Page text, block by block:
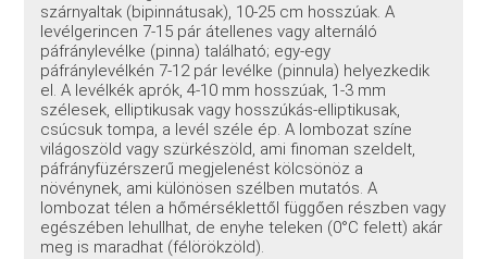
szárnyaltak (bipinnátusak), 10-25 cm hosszúak. A
levélgerincen 7-15 pár átellenes vagy alternáló
páfránylevélke (pinna) található; egy-egy
páfránylevélkén 7-12 pár levélke (pinnula) helyezkedik
el. A levélkék aprók, 4-10 mm hosszúak, 1-3 mm
szélesek, elliptikusak vagy hosszúkás-elliptikusak,
csúcsuk tompa, a levél széle ép. A lombozat színe
világoszöld vagy szürkészöld, ami finoman szeldelt,
páfrányfüzérszerű megjelenést kölcsönöz a
növénynek, ami különösen szélben mutatós. A
lombozat télen a hőmérséklettől függően részben vagy
egészében lehullhat, de enyhe teleken (0°C felett) akár
meg is maradhat (félörökzöld).